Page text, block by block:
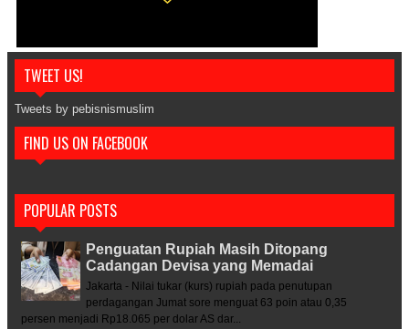
TWEET US!
Tweets by pebisnismuslim
FIND US ON FACEBOOK
POPULAR POSTS
Penguatan Rupiah Masih Ditopang
Cadangan Devisa yang Memadai
Jakarta - Nilai tukar (kurs) rupiah pada penutupan
perdagangan Jumat sore menguat 63 poin atau 0,35
persen menjadi Rp18.065 per dolar AS dar...